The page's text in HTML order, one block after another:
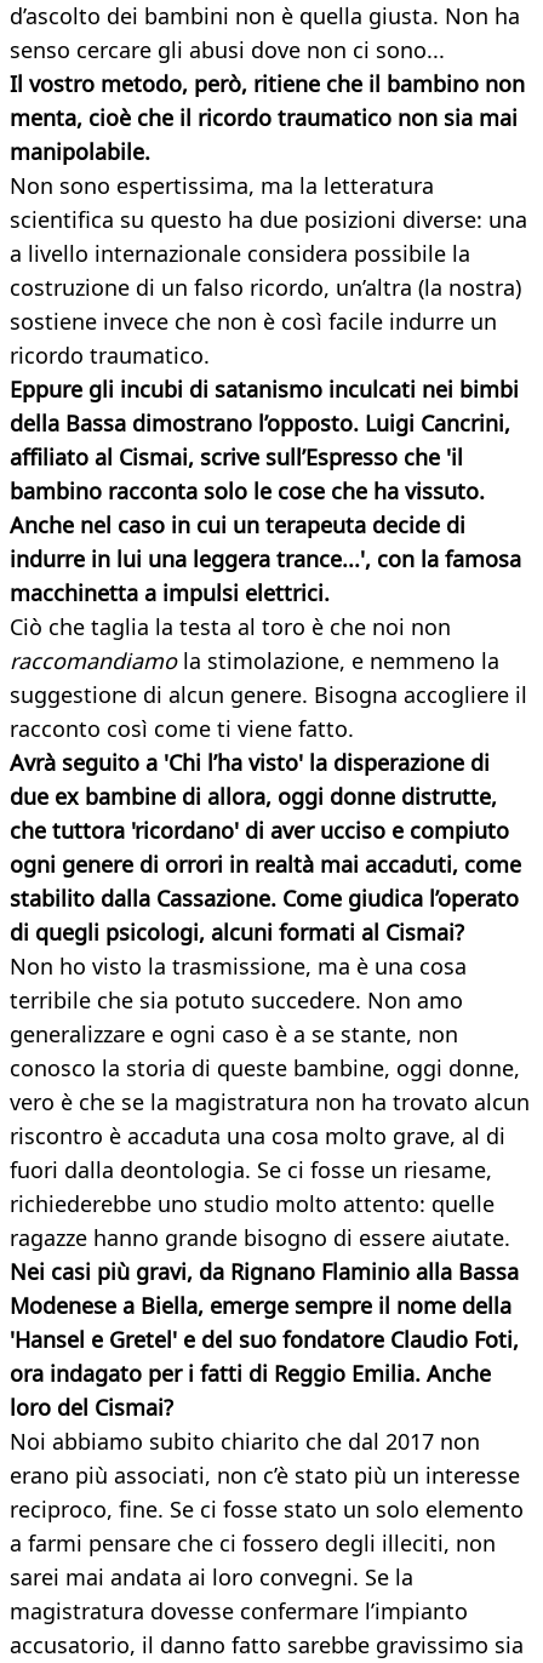
d’ascolto dei bambini non è quella giusta. Non ha
senso cercare gli abusi dove non ci sono...
Il vostro metodo, però, ritiene che il bambino non
menta, cioè che il ricordo traumatico non sia mai
manipolabile.
Non sono espertissima, ma la letteratura
scientifica su questo ha due posizioni diverse: una
a livello internazionale considera possibile la
costruzione di un falso ricordo, un’altra (la nostra)
sostiene invece che non è così facile indurre un
ricordo traumatico.
Eppure gli incubi di satanismo inculcati nei bimbi
della Bassa dimostrano l’opposto. Luigi Cancrini,
affiliato al Cismai, scrive sull’Espresso che 'il
bambino racconta solo le cose che ha vissuto.
Anche nel caso in cui un terapeuta decide di
indurre in lui una leggera trance...', con la famosa
macchinetta a impulsi elettrici.
Ciò che taglia la testa al toro è che noi non
raccomandiamola stimolazione, e nemmeno la
suggestione di alcun genere. Bisogna accogliere il
racconto così come ti viene fatto.
Avrà seguito a 'Chi l’ha visto' la disperazione di
due ex bambine di allora, oggi donne distrutte,
che tuttora 'ricordano' di aver ucciso e compiuto
ogni genere di orrori in realtà mai accaduti, come
stabilito dalla Cassazione. Come giudica l’operato
di quegli psicologi, alcuni formati al Cismai?
Non ho visto la trasmissione, ma è una cosa
terribile che sia potuto succedere. Non amo
generalizzare e ogni caso è a se stante, non
conosco la storia di queste bambine, oggi donne,
vero è che se la magistratura non ha trovato alcun
riscontro è accaduta una cosa molto grave, al di
fuori dalla deontologia. Se ci fosse un riesame,
richiederebbe uno studio molto attento: quelle
ragazze hanno grande bisogno di essere aiutate.
Nei casi più gravi, da Rignano Flaminio alla Bassa
Modenese a Biella, emerge sempre il nome della
'Hansel e Gretel' e del suo fondatore Claudio Foti,
ora indagato per i fatti di Reggio Emilia. Anche
loro del Cismai?
Noi abbiamo subito chiarito che dal 2017 non
erano più associati, non c’è stato più un interesse
reciproco, fine. Se ci fosse stato un solo elemento
a farmi pensare che ci fossero degli illeciti, non
sarei mai andata ai loro convegni. Se la
magistratura dovesse confermare l’impianto
accusatorio, il danno fatto sarebbe gravissimo sia